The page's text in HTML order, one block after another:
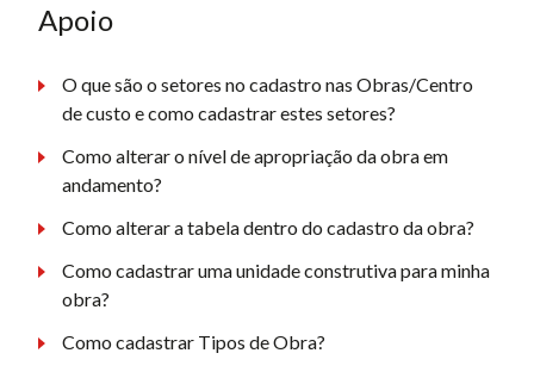
Apoio
O que são o setores no cadastro nas Obras/Centro
de custo e como cadastrar estes setores?
Como alterar o nível de apropriação da obra em
andamento?
Como alterar a tabela dentro do cadastro da obra?
Como cadastrar uma unidade construtiva para minha
obra?
Como cadastrar Tipos de Obra?